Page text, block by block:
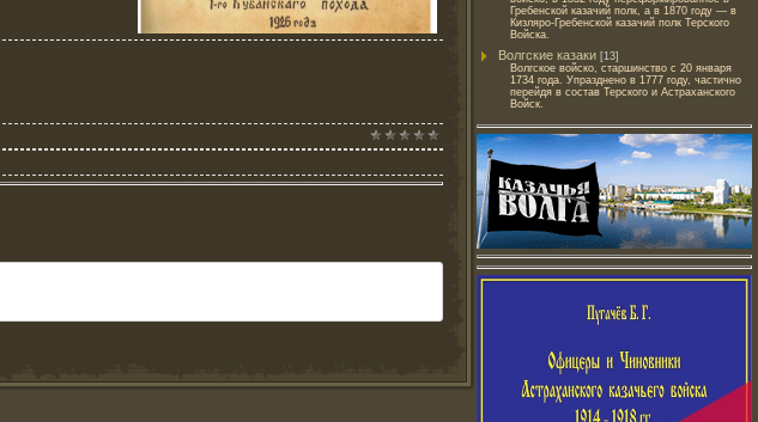
Гребенской казачий полк, а в 1870 году — в
Кизляро-Гребенской казачий полк Терского
Войска.
Волгские казаки [13]
Волгское войско, старшинство с 20 января
1734 года. Упразднено в 1777 году, частично
перейдя в состав Терского и Астраханского
Войск.